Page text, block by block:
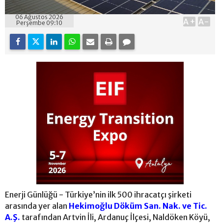
06 Ağustos 2026
Perşembe 09:10
A+ A-
Enerji Günlüğü - Türkiye’nin ilk 500 ihracatçı şirketi
arasında yer alan Hekimoğlu Döküm San. Nak. ve Tic.
A.Ş. tarafından Artvin İli, Ardanuç İlçesi, Naldöken Köyü,